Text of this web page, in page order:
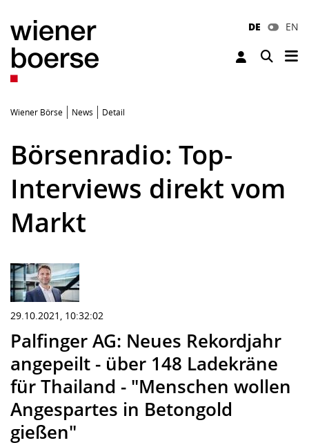
DE EN
Toggle
Wiener Börse News Detail
Börsenradio: Top-
Interviews direkt vom
Markt
29.10.2021, 10:32:02
Palfinger AG: Neues Rekordjahr
angepeilt - über 148 Ladekräne
für Thailand - "Menschen wollen
Angespartes in Betongold
gießen"